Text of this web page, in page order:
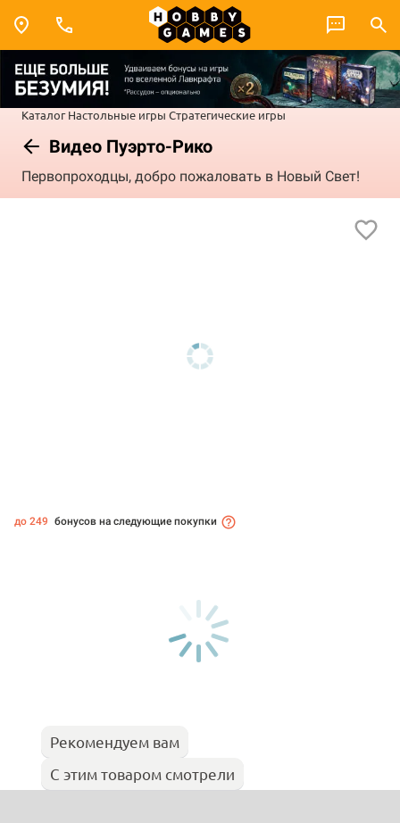
Каталог Настольные игры Стратегические игры
Видео Пуэрто-Рико
Первопроходцы, добро пожаловать в Новый Свет!
до 249 бонусов на следующие покупки
Рекомендуем вам
С этим товаром смотрели